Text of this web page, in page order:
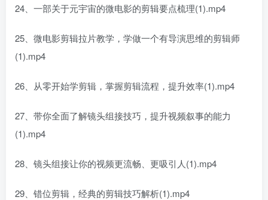
24、一部关于元宇宙的微电影的剪辑要点梳理(1).mp4
25、微电影剪辑拉片教学，学做一个有导演思维的剪辑师
(1).mp4
26、从零开始学剪辑，掌握剪辑流程，提升效率(1).mp4
27、带你全面了解镜头组接技巧，提升视频叙事的能力
(1).mp4
28、镜头组接让你的视频更流畅、更吸引人(1).mp4
29、错位剪辑，经典的剪辑技巧解析(1).mp4